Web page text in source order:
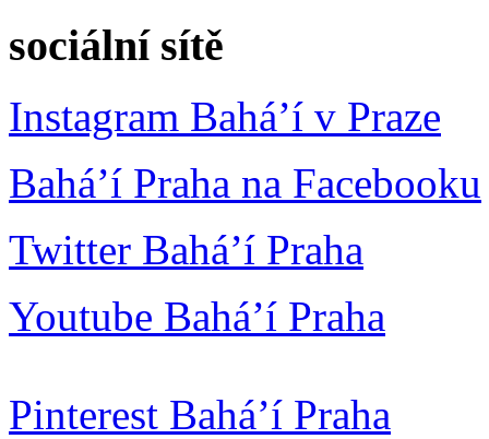
sociální sítě
Instagram Bahá’í v Praze
Bahá’í Praha na Facebooku
Twitter Bahá’í Praha
Youtube Bahá’í Praha
Pinterest Bahá’í Praha